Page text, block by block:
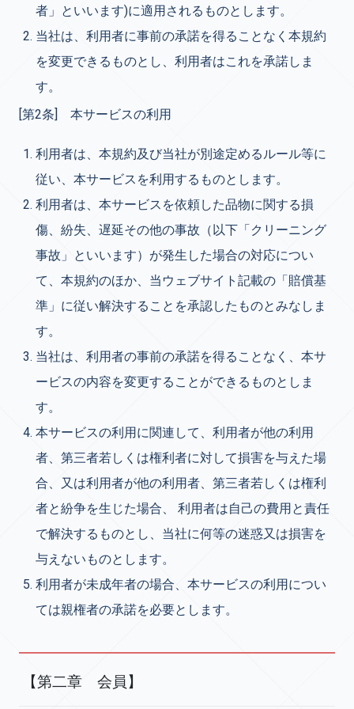
者」といいます)に適用されるものとします。
当社は、利用者に事前の承諾を得ることなく本規約
を変更できるものとし、利用者はこれを承諾しま
す。
[第2条] 本サービスの利用
利用者は、本規約及び当社が別途定めるルール等に
従い、本サービスを利用するものとします。
利用者は、本サービスを依頼した品物に関する損
傷、紛失、遅延その他の事故（以下「クリーニング
事故」といいます）が発生した場合の対応につい
て、本規約のほか、当ウェブサイト記載の「賠償基
準」に従い解決することを承認したものとみなしま
す。
当社は、利用者の事前の承諾を得ることなく、本サ
ービスの内容を変更することができるものとしま
す。
本サービスの利用に関連して、利用者が他の利用
者、第三者若しくは権利者に対して損害を与えた場
合、又は利用者が他の利用者、第三者若しくは権利
者と紛争を生じた場合、 利用者は自己の費用と責任
で解決するものとし、当社に何等の迷惑又は損害を
与えないものとします。
利用者が未成年者の場合、本サービスの利用につい
ては親権者の承諾を必要とします。
【第二章 会員】